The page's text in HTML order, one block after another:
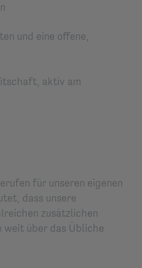
und eine offene,
aktiv am
für unseren eigenen
dass unsere
zusätzlichen
weit über das Übliche